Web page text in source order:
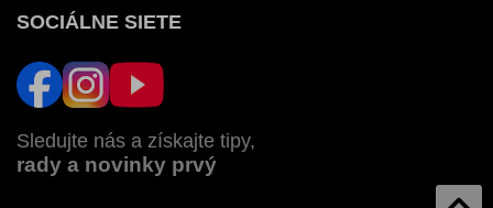
SOCIÁLNE SIETE
Sledujte nás a získajte tipy,
rady a novinky prvý